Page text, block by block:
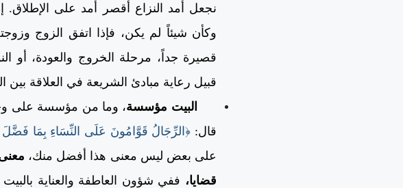
نجعل أمد النزاع أقصر أمد على الإطلاق.
وكأن شيئاً لم يكن، فإذا اتفق الزوج
قصيرة جداً، مرحلة الخروج والعودة، أو
قبيل رعاية مبادئ الشريعة في العلاقة بين
البيت مؤسسة، وما من مؤسسة على وجه
قال: ﴿الرِّجَالُ قَوَّامُونَ عَلَى النِّسَاءِ بِمَا
على بعض ليس معنى هذا أفضل منك،
قضايا، ففي شؤون العاطفة والعناية